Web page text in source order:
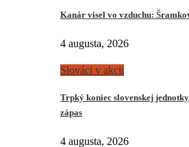
Kanár visel vo vzduchu:
4 augusta, 2026
Slováci v akcii
Trpký koniec slovenskej
zápas
4 augusta, 2026